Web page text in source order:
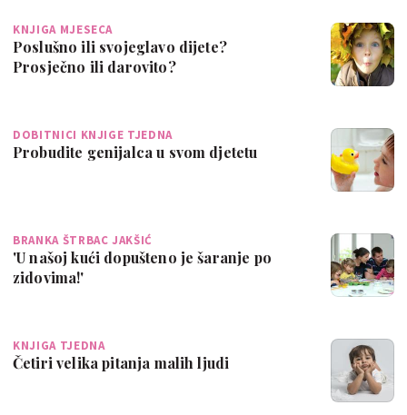
KNJIGA MJESECA
Poslušno ili svojeglavo dijete?
Prosječno ili darovito?
DOBITNICI KNJIGE TJEDNA
Probudite genijalca u svom djetetu
BRANKA ŠTRBAC JAKŠIĆ
'U našoj kući dopušteno je šaranje po
zidovima!'
KNJIGA TJEDNA
Četiri velika pitanja malih ljudi